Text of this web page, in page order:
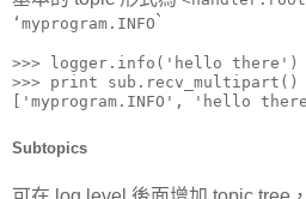
‘myprogram.INFO `
>>> logger.info('hello there')
>>> print sub.recv_multipart()
['myprogram.INFO', 'hello
Subtopics